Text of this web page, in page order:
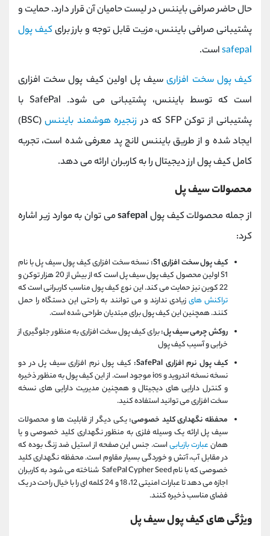
حال حاضر صرافی بایننس در لیست حامیان آن قرار دارد. حمایت و
پشتیبانی صرافی بایننس، مزیت قابل توجه و بارز برایکیف پول
safepalاست.
کیف پول سخت افزاریسیف پل اولین کیف پول سخت افزاری
است که توسط بایننس، پشتیبانی می شود. SafePal با
پشتیبانی از توکن SFP که در
زنجیره هوشمند بایننس
(BSC)
ایجاد شده و از طریق بایننس لانچ پد معرفی شده است، تجربه
کامل کیف پول ارز دیجیتال را به کاربران ارائه می دهد.
محصولات سیف پل
از جمله محصولات کیف پول safepalمی توان به موارد زیر اشاره
کرد:
کیف پول سخت افزاری S1:
نسخه سخت افزاری کیف پول سیف پل با نام
S1 اولین محصول کیف پول سیف پل است که از بیش از 20 هزار توکن و
22 کوین نیز حمایت می کند. این نوع کیف پول مناسب کاربرانی است که
تراکنش هایزیادی ندارند و می توانند به راحتی این دستگاه را حمل
کنند. همچنین این کیف پول برای مبتدیان طراحی شده است.
روکش چرمی سیف پل:برای کیف پول سخت افزاری به منظور جلوگیری از
خرابی و آسیب کیف پول
کیف پول نرم افزاری SafePal:
کیف پول نرم افزاری سیف پل در دو
نسخه نسخه اندروید و ios موجود است. از این کیف پول به منظور ذخیره
و کنترل دارایی های دیجیتال و همچنین مدیریت دارایی های نسخه
سخت افزاری می توانید استفاده کنید.
محفظه نگهداری کلید خصوصی:یکی دیگر از قابلیت ها و محصولات
سیف پل ارائه یک وسیله فلزی به منظور نگهداری کلید خصوصی و یا
همانعبارت بازیابیاست. جنس این صفحه از استیل ضد زنگ بوده که
در مقابل آب، آتش و خوردگی بسیار مقاوم است. محفظه نگهداری کلید
خصوصی که با نام SafePal Cypher Seed شناخته می شود به کاربران
اجازه می دهد تا عبارات امنیتی 12، 18 و 24 کلمه ‌ای را با خیال راحت در یک
فضای مناسب ذخیره کنند.
ویژگی های کیف پول سیف پل